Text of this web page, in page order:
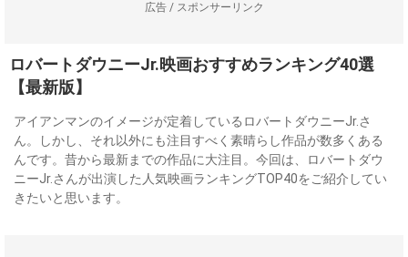
広告 / スポンサーリンク
ロバートダウニーJr.映画おすすめランキング40選
【最新版】
アイアンマンのイメージが定着しているロバートダウニーJr.さ
ん。しかし、それ以外にも注目すべく素晴らし作品が数多くある
んです。昔から最新までの作品に大注目。今回は、ロバートダウ
ニーJr.さんが出演した人気映画ランキングTOP40をご紹介してい
きたいと思います。